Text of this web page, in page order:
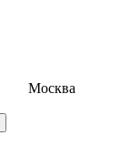
Москва